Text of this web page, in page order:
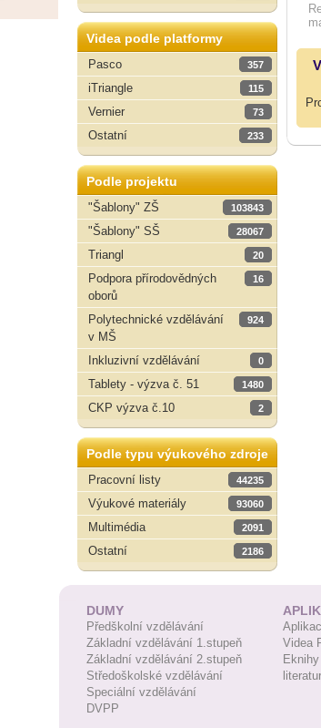
Videa podle platformy
Pasco
357
iTriangle 115
Vernier 73
Ostatní 233
Podle projektu
"Šablony" ZŠ
103843
"Šablony" SŠ 28067
Triangl 20
Podpora přírodovědných
oborů
16
Polytechnické vzdělávání
v MŠ
924
Inkluzivní vzdělávání 0
Tablety - výzva č. 51 1480
CKP výzva č.10 2
Podle typu výukového zdroje
Pracovní listy
44235
Výukové materiály 93060
Multimédia 2091
Ostatní 2186
DUMY
Předškolní vzdělávání
Základní vzdělávání 1.stupeň
Základní vzdělávání 2.stupeň
Středoškolské vzdělávání
Speciální vzdělávání
DVPP
Videa